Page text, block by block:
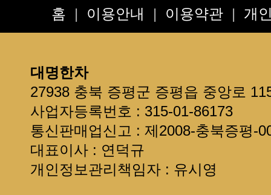
**보관방법 및 선물용**
*배송요청사항*은 주문서 또는 전
제주도 + 섬지역 추가 배송료 안
선물용으로 구입한다면 읽어주세
회원정보를 확인하세요~
홈 | 이용안내 | 이용약관 | 개
대명한차
27938 충북 증평군 증평읍 중앙로
사업자등록번호 : 315-01-86173
통신판매업신고 : 제2008-충북증평-
대표이사 : 연덕규
개인정보관리책임자 : 유시영